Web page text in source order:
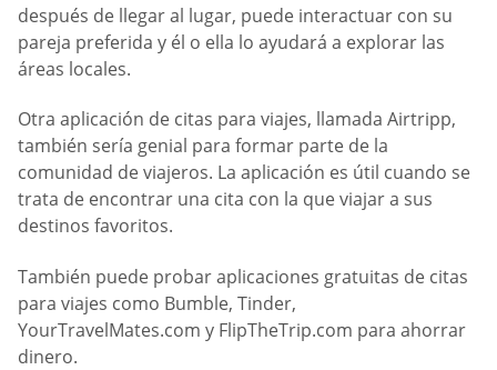
después de llegar al lugar, puede interactuar con su
pareja preferida y él o ella lo ayudará a explorar las
áreas locales.
Otra aplicación de citas para viajes, llamada Airtripp,
también sería genial para formar parte de la
comunidad de viajeros. La aplicación es útil cuando se
trata de encontrar una cita con la que viajar a sus
destinos favoritos.
También puede probar aplicaciones gratuitas de citas
para viajes como Bumble, Tinder,
YourTravelMates.com y FlipTheTrip.com para ahorrar
dinero.